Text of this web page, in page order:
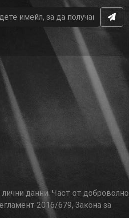
данни. Част от доброволно
2016/679, Закона за